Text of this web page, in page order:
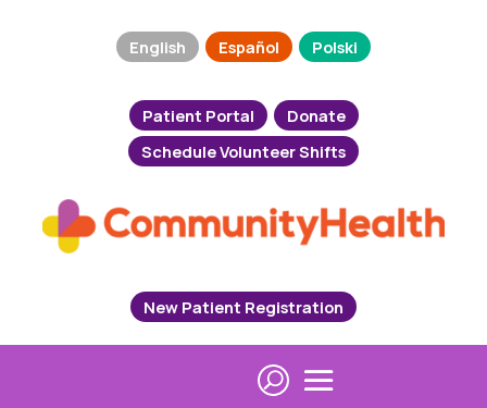
English Español Polski
Patient Portal
Donate
Schedule Volunteer Shifts
New Patient Registration